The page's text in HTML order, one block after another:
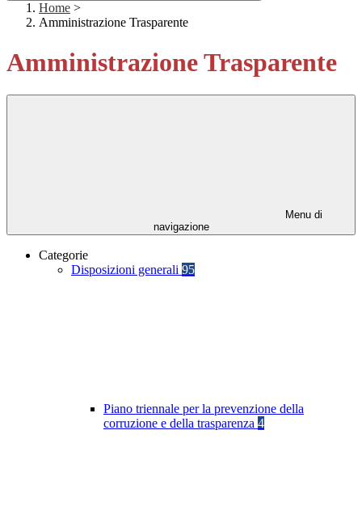
Home >
Amministrazione Trasparente
Amministrazione Trasparente
Menu di
navigazione
Categorie
Disposizioni generali 95
Piano triennale per la prevenzione della
corruzione e della trasparenza 4